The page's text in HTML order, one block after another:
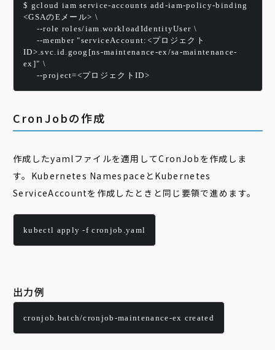
$ gcloud iam service-accounts add-iam-policy-binding
<GSAのEメール> \
     --role roles/iam.workloadIdentityUser \
     --member "serviceAccount:
<プロジェクト
ID>.svc.id.goog[ns-maintenance-ex/sa-maintenance-
ex]" \
     --project=
<プロジェクトID>
CronJobの作成
作成したyamlファイルを適用してCronJobを作成しま
す。Kubernetes NamespaceとKubernetes
ServiceAccountを作成したときと同じ要領で進めます。
kubectl apply -f cronjob.yaml
出力例
cronjob.batch/cronjob-maintenance-ex created